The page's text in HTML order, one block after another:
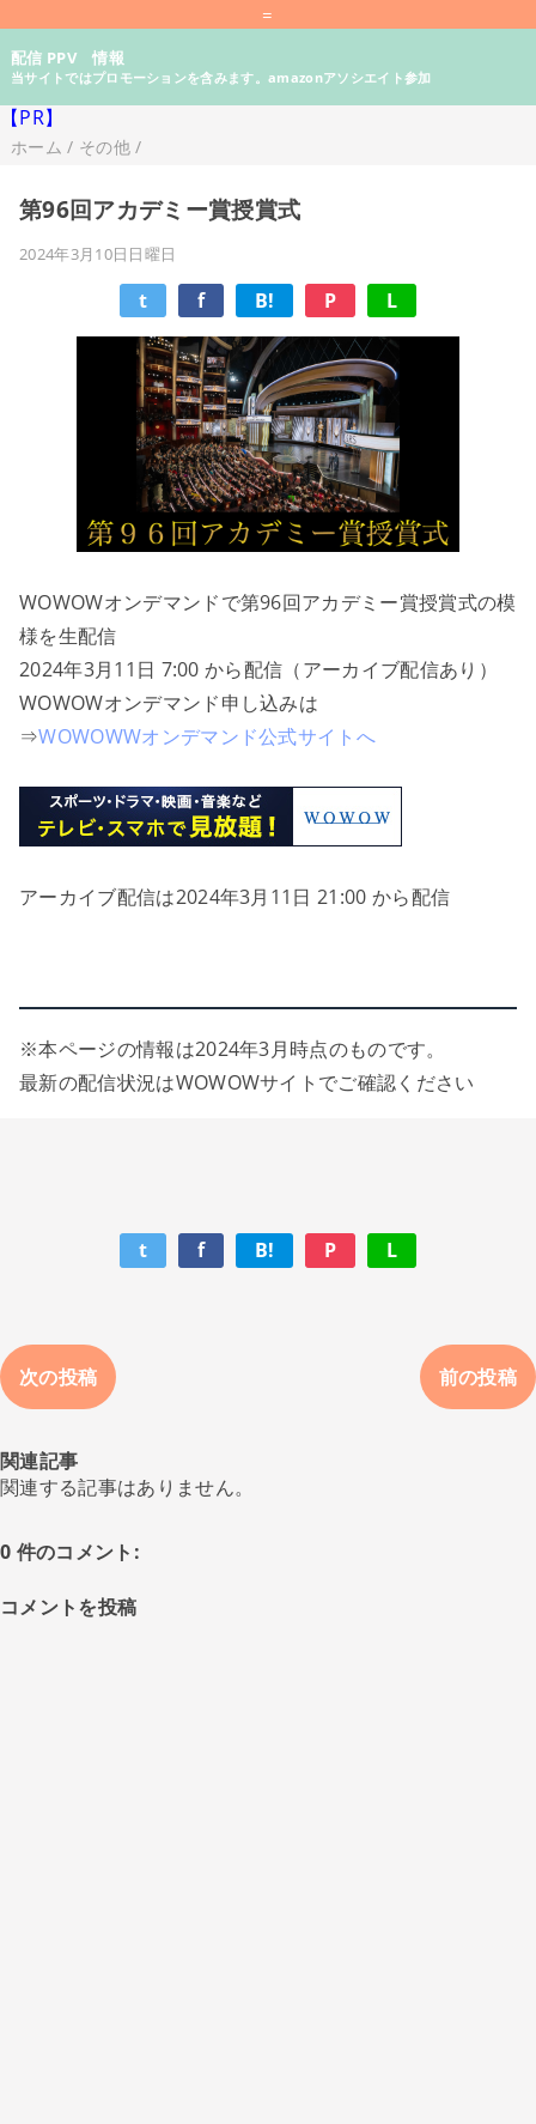
=
配信 PPV 情報
当サイトではプロモーションを含みます。amazonアソシエイト参加
【PR】
ホーム / その他/
第96回アカデミー賞授賞式
2024年3月10日日曜日
t f B! P L
WOWOWオンデマンドで第96回アカデミー賞授賞式の模
様を生配信
2024年3月11日 7:00 から配信（アーカイブ配信あり）
WOWOWオンデマンド申し込みは
⇒WOWOWWオンデマンド公式サイトへ
アーカイブ配信は2024年3月11日 21:00 から配信
※本ページの情報は2024年3月時点のものです。
最新の配信状況はWOWOWサイトでご確認ください
t f B! P L
次の投稿 前の投稿
関連記事
関連する記事はありません。
0 件のコメント:
コメントを投稿